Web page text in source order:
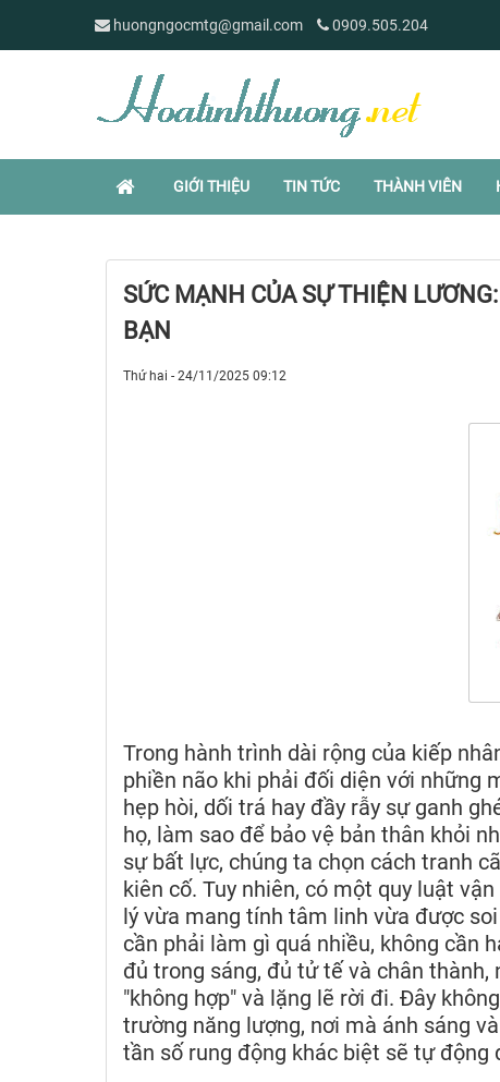
huongngocmtg@gmail.com 0909.505.204
GIỚI THIỆU TIN TỨC THÀNH VIÊN
SỨC MẠNH CỦA SỰ THIỆN
BẠN
Thứ hai - 24/11/2025 09:12
Trong hành trình dài rộng của kiếp
phiền não khi phải đối diện với những
hẹp hòi, dối trá hay đầy rẫy sự ganh
họ, làm sao để bảo vệ bản thân khỏi
sự bất lực, chúng ta chọn cách tranh
kiên cố. Tuy nhiên, có một quy luật
lý vừa mang tính tâm linh vừa được
cần phải làm gì quá nhiều, không cần
đủ trong sáng, đủ tử tế và chân
"không hợp" và lặng lẽ rời đi. Đây
trường năng lượng, nơi mà ánh sáng
tần số rung động khác biệt sẽ tự